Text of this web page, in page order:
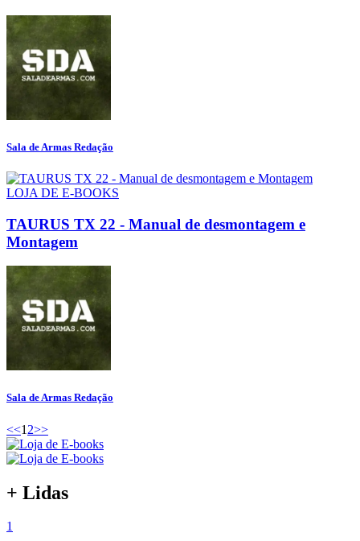
Sala de Armas Redação
LOJA DE E-BOOKS
TAURUS TX 22 - Manual de desmontagem e
Montagem
Sala de Armas Redação
<<1 2>>
+ Lidas
1